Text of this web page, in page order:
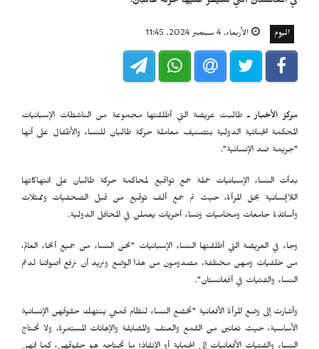
اليوم الأربعاء, 4 سبتمبر 2024, 11:45
مركز الأخبار ـطالبت عريضة التي أطلقتها مجموعة من الناشطات الإسبانيات
المحكمة الجنائية الدولية بتصنيف معاملة حركة طالبان للنساء والأطفال على أنها
"جريمة ضد الإنسانية".
بدأت النساء الإسبانيات حملة جمع تواقيع لمحاكمة حركة طالبان على انتهاكاتها
اللاإنسانية بحق المرأة، حيث تم جمع ألف توقيع من قبل الصحفيات وممثلات
وأساتذة جامعات ومحاميات ونساء أخريات يعملن في المحافل الدولية.
وجاء في العريضة التي أطلقتها النساء الإسبانيات "نحن النساء من جميع أنحاء العالم،
من خلفيات ومهن مختلفة، مصدومون من هذا الوضع ونريد أن نرفع أصواتنا لدعم
النساء والفتيات في أفغانستان".
وأشارت إلى وضع المرأة الأفغانية "تخضع النساء لنظام قمعي ينتهك حقوقهن الإنسانية
الأساسية، حيث تعانين من القمع والعنف والمضايقة والإهانات المستمرة، ولا تحتاج